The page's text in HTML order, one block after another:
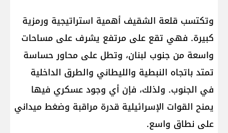
وتكتسب قلعة الشقيف أهمية استراتيجية ورمزية
كبيرة. فهي تقع على مرتفع يشرف على مساحات
واسعة من جنوب لبنان، وتطل على محاور حساسة
تمتد باتجاه النبطية والليطاني والطرق الداخلية
في الجنوب. ولذلك، فإن أي وجود عسكري فيها
يمنح القوات الإسرائيلية قدرة مراقبة وضغط ميداني
على نطاق واسع.